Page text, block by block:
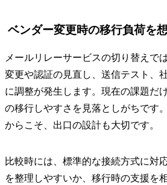
ベンダー変更時の移行負荷を
メールリレーサービスの切り替えで
変更や認証の見直し、送信テスト、
に調整が発生します。現在の課題だ
の移行しやすさを見落としがちです
からこそ、出口の設計も大切です。
比較時には、標準的な接続方式に対
を整理しやすいか、移行時の支援を